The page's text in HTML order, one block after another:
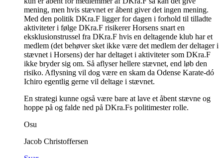
mening, men hvis stævnet er åbent giver det ingen mening.
Med den politik DKra.F ligger for dagen i forhold til tilladte
aktiviteter i følge DKra.F risikerer Horsens snart en
eksklusionstrussel fra DKra.F hvis en deltagende klub har et
medlem (det behøver sket ikke være det medlem der deltager i
stævnet i Horsens) der har deltaget i aktiviteter som DKra.F
ikke bryder sig om. Så aflyser hellere stævnet, end løb den
risiko. Aflysning vil dog være en skam da Odense Karate-dó
Ichiro egentlig gerne vil deltage i stævnet.
En strategi kunne også være bare at lave et åbent stævne og
hoppe på og falde ned på DKra.Fs politimester rolle.
Osu
Jacob Christoffersen